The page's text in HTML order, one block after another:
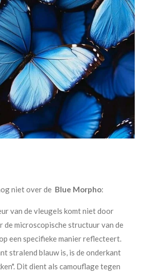
niet over de Blue Morpho:
van de vleugels komt niet door
de microscopische structuur van de
een specifieke manier reflecteert.
stralend blauw is, is de onderkant
Dit dient als camouflage tegen